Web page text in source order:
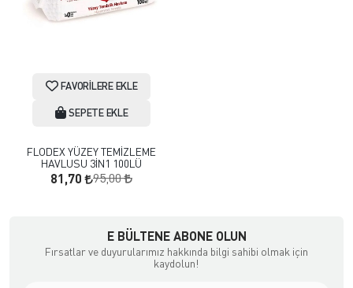
FAVORILERE EKLE
SEPETE EKLE
FLODEX YÜZEY TEMİZLEME
HAVLUSU 3İN1 100LÜ
81,70 95,00
E BÜLTENE ABONE OLUN
Fırsatlar ve duyurularımız hakkında bilgi sahibi olmak için
kaydolun!